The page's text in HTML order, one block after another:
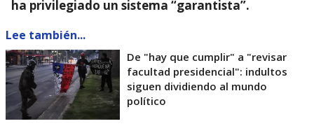
ha privilegiado un sistema “garantista”.
Lee también...
De "hay que cumplir" a "revisar
facultad presidencial": indultos
siguen dividiendo al mundo
político